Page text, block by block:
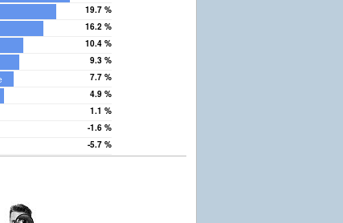
19.7 %
16.2 %
10.4 %
9.3 %
7.7 %
4.9 %
1.1 %
-1.6 %
-5.7 %